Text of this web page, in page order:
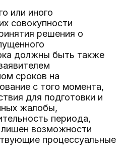
или иного
совокупности
решения о
должны быть также
сроков на
с того момента,
для подготовки и
жалобы,
периода,
лишен возможности
процессуальные